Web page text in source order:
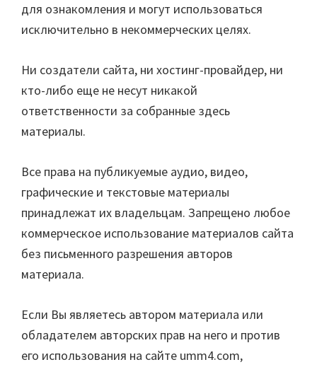
для ознакомления и могут использоваться
исключительно в некоммерческих целях.
Ни создатели сайта, ни хостинг-провайдер, ни
кто-либо еще не несут никакой
ответственности за собранные здесь
материалы.
Все права на публикуемые аудио, видео,
графические и текстовые материалы
принадлежат их владельцам. Запрещено любое
коммерческое использование материалов сайта
без письменного разрешения авторов
материала.
Если Вы являетесь автором материала или
обладателем авторских прав на него и против
его использования на сайте umm4.com,